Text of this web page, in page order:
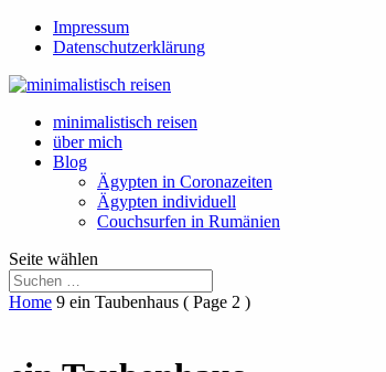
Impressum
Datenschutzerklärung
minimalistisch reisen
über mich
Blog
Ägypten in Coronazeiten
Ägypten individuell
Couchsurfen in Rumänien
Seite wählen
Home 9 ein Taubenhaus ( Page 2 )